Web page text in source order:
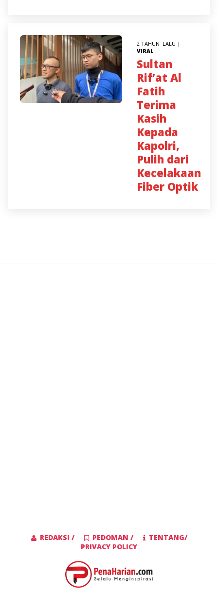
2 TAHUN LALU |
VIRAL
Sultan
Rif’at Al
Fatih
Terima
Kasih
Kepada
Kapolri,
Pulih dari
Kecelakaan
Fiber Optik
REDAKSI / PEDOMAN /
TENTANG/
PRIVACY POLICY